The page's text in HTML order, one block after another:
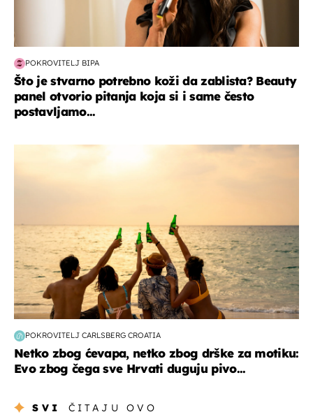
POKROVITELJ BIPA
Što je stvarno potrebno koži da zablista? Beauty
panel otvorio pitanja koja si i same često
postavljamo...
POKROVITELJ CARLSBERG CROATIA
Netko zbog ćevapa, netko zbog drške za motiku:
Evo zbog čega sve Hrvati duguju pivo...
SVI ČITAJU OVO